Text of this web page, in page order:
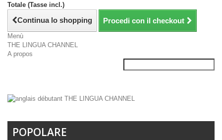
Totale (Tasse incl.)
Continua lo shopping Procedi con il checkout
Menù
THE LINGUA CHANNEL
A propos
POPOLARE